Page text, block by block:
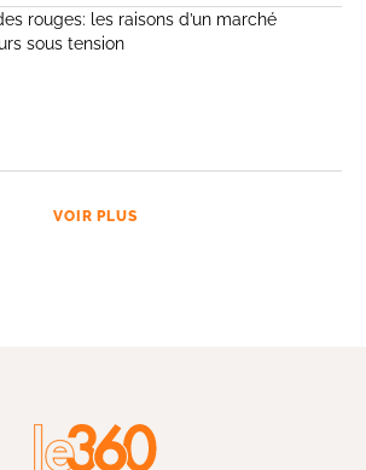
rouges: les raisons d’un marché
sous tension
VOIR PLUS